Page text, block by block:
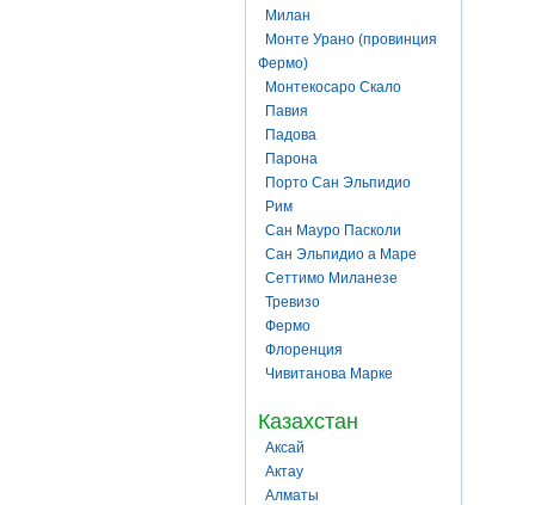
Милан
Монте Урано (провинция
Фермо)
Монтекосаро Скало
Павия
Падова
Парона
Порто Сан Эльпидио
Рим
Сан Мауро Пасколи
Сан Эльпидио а Маре
Сеттимо Миланезе
Тревизо
Фермо
Флоренция
Чивитанова Марке
Казахстан
Аксай
Актау
Алматы